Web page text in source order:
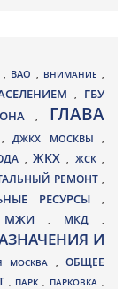
, ВАО , ВНИМАНИЕ ,
, ГБУ
, ГЛАВА
,ДЖКХ МОСКВЫ ,
, ЖКХ, ЖСК,
РЕМОНТ ,
РЕСУРСЫ,
МЖИ, МКД ,
И
МОСКВА ,ОБЩЕЕ
, ПАРК, ПАРКОВКА ,